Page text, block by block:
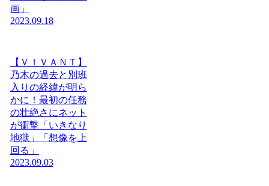
画」
2023.09.18
【ＶＩＶＡＮＴ】
乃木の過去と別班
入りの経緯が明ら
かに！最初の任務
の壮絶さにネット
が衝撃「いきなり
地獄」「想像を上
回る」
2023.09.03